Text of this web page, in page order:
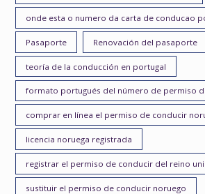
onde esta o numero da carta de conducao
Pasaporte Renovación del pasaporte
teoría de la conducción en portugal
formato portugués del número de permiso
comprar en línea el permiso de conducir
licencia noruega registrada
registrar el permiso de conducir del reino
sustituir el permiso de conducir noruego